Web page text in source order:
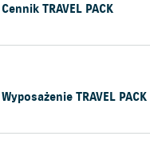
Cennik TRAVEL PACK
Wyposażenie TRAVEL PACK